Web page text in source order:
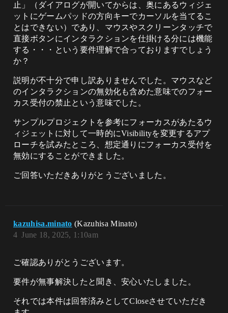
止」（ダイアログが開いてからは、奥にあるウィジェ
ットにゲームパッドの方向キーでカーソルを当てるこ
とはできない）であり、マウスやスクリーンタッチで
直接ボタンにインタラクションを仕掛ける分には機能
する・・・という要件理解で合っておりますでしょう
か？
説明が不十分で申し訳ありませんでした。マウスなど
のインタラクションの無効化も含めた意味でのフォー
カス受付の禁止という意味でした。
サンプルプロジェクトを参考にフォーカスがあたるウ
ィジェットに対して一時的にVisibilityを変更するアプ
ローチを試みたところ、想定通りにフォーカス受付を
無効にすることができました。
ご回答いただきありがとうございました。
kazuhisa.minato (Kazuhisa Minato)
June 18, 2025, 1:10am
4
ご確認ありがとうございます。
要件が無事解決したと聞き、安心いたしました。
それでは本件は回答済みとしてCloseさせていただき